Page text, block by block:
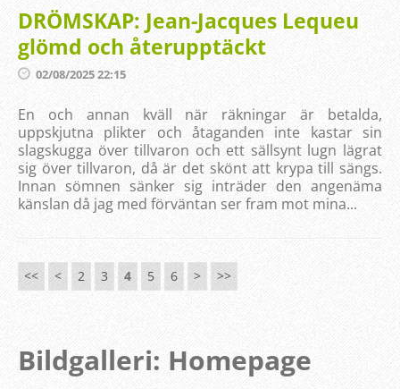
DRÖMSKAP: Jean-Jacques Lequeu
glömd och återupptäckt
02/08/2025 22:15
En och annan kväll när räkningar är betalda,
uppskjutna plikter och åtaganden inte kastar sin
slagskugga över tillvaron och ett sällsynt lugn lägrat
sig över tillvaron, då är det skönt att krypa till sängs.
Innan sömnen sänker sig inträder den angenäma
känslan då jag med förväntan ser fram mot mina...
<< < 2 3 4 5 6 > >>
Bildgalleri: Homepage